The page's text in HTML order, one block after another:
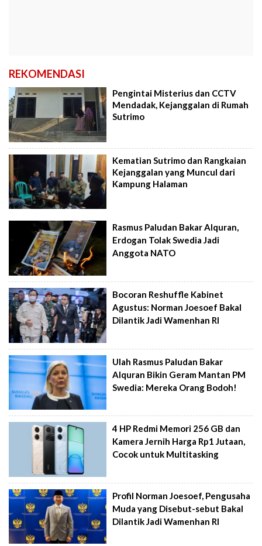
REKOMENDASI
Pengintai Misterius dan CCTV
Mendadak, Kejanggalan di Rumah
Sutrimo
Kematian Sutrimo dan Rangkaian
Kejanggalan yang Muncul dari
Kampung Halaman
Rasmus Paludan Bakar Alquran,
Erdogan Tolak Swedia Jadi
Anggota NATO
Bocoran Reshuffle Kabinet
Agustus: Norman Joesoef Bakal
Dilantik Jadi Wamenhan RI
Ulah Rasmus Paludan Bakar
Alquran Bikin Geram Mantan PM
Swedia: Mereka Orang Bodoh!
4 HP Redmi Memori 256 GB dan
Kamera Jernih Harga Rp1 Jutaan,
Cocok untuk Multitasking
Profil Norman Joesoef, Pengusaha
Muda yang Disebut-sebut Bakal
Dilantik Jadi Wamenhan RI